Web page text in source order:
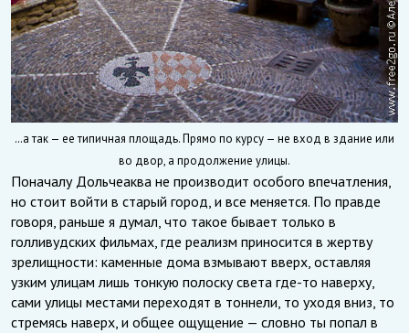
…а так — ее типичная площадь. Прямо по курсу — не вход в здание или
во двор, а продолжение улицы.
Поначалу Дольчеаква не производит особого впечатления,
но стоит войти в старый город, и все меняется. По правде
говоря, раньше я думал, что такое бывает только в
голливудских фильмах, где реализм приносится в жертву
зрелищности: каменные дома взмывают вверх, оставляя
узким улицам лишь тонкую полоску света где-то наверху,
сами улицы местами переходят в тоннели, то уходя вниз, то
стремясь наверх, и общее ощущение — словно ты попал в